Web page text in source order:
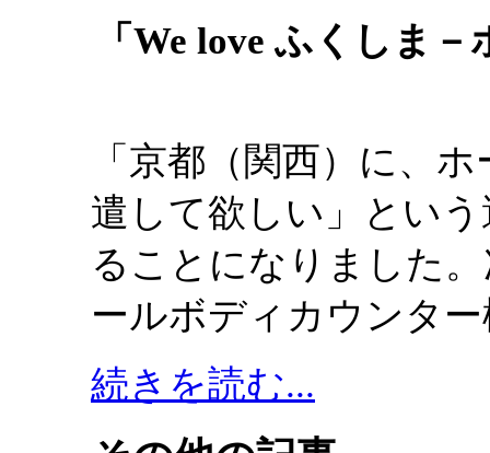
「We love ふくしま
「京都（関西）に、
遣して欲しい」とい
ることになりました
ールボディカウンタ
続きを読む...